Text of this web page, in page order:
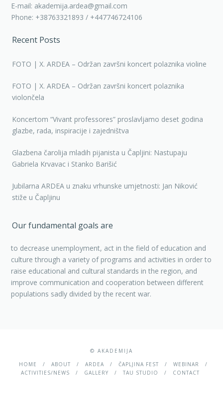
E-mail: akademija.ardea@gmail.com
Phone: +38763321893 / +447746724106
Recent Posts
FOTO | X. ARDEA – Održan završni koncert polaznika violine
FOTO | X. ARDEA – Održan završni koncert polaznika
violončela
Koncertom “Vivant professores” proslavljamo deset godina
glazbe, rada, inspiracije i zajedništva
Glazbena čarolija mladih pijanista u Čapljini: Nastupaju
Gabriela Krvavac i Stanko Barišić
Jubilarna ARDEA u znaku vrhunske umjetnosti: Jan Niković
stiže u Čapljinu
Our fundamental goals are
to decrease unemployment, act in the field of education and
culture through a variety of programs and activities in order to
raise educational and cultural standards in the region, and
improve communication and cooperation between different
populations sadly divided by the recent war.
© AKADEMIJA
HOME
ABOUT ARDEA ČAPLJINA FEST
WEBINAR
ACTIVITIES/NEWS
GALLERY TAU STUDIO CONTACT